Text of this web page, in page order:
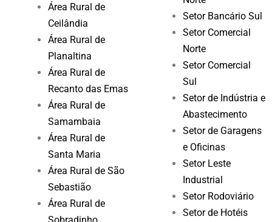
Área Rural de
Ceilândia
Área Rural de
Planaltina
Área Rural de
Recanto das Emas
Área Rural de
Samambaia
Área Rural de
Santa Maria
Área Rural de São
Sebastião
Área Rural de
Setor Bancário Sul
Setor Comercial
Norte
Setor Comercial
Sul
Setor de Indústria e
Abastecimento
Setor de Garagens
e Oficinas
Setor Leste
Industrial
Setor Rodoviário
Setor de Hotéis